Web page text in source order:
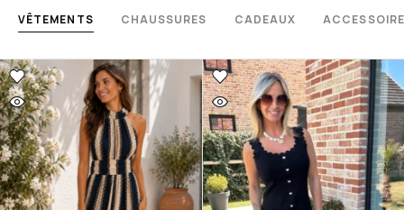
VÊTEMENTS CHAUSSURES CADEAUX